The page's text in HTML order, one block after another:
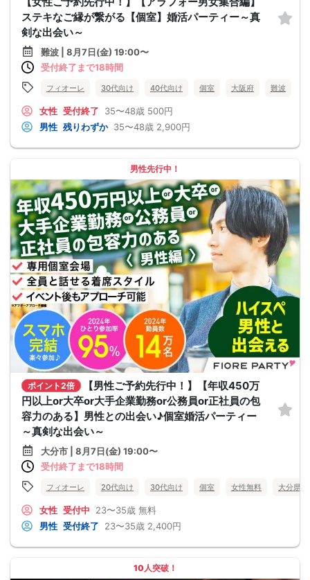
ステキなご縁が繋がる【個室】婚活パーティー～真
剣な出会い～
難波 | 8月7日(金) 19:00〜
受付終了まで18時間
フィオーレ 30代向け 40代向け 個室 大阪府 難波
女性 受付終了 35〜48歳 500円
男性 残りわずか 35〜48歳 2,900円
男性先行中！
ポイント2倍
【男性ご予約先行中！】【年収450万
円以上or大卒or大手企業勤務or公務員or正社員の包
容力のある】男性との出会い♪個室婚活パーティー
～真剣な出会い～
大分市 | 8月7日(金) 19:00〜
受付終了まで18時間
フィオーレ 20代向け 30代向け 個室 女性無料 大分県
女性 受付中 23〜35歳 無料
男性 受付終了 23〜35歳 2,400円
10人突破！